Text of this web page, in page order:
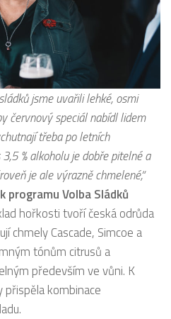
jsme uvařili lehké, osmi
červnový speciál nabídl lidem
třeba po letních
% alkoholu je dobře pitelné a
je ale výrazně chmelené,“
programu Volba Sládků
hořkosti tvoří česká odrůda
chmely Cascade, Simcoe a
tónům citrusů a
především ve vůni. K
přispěla kombinace